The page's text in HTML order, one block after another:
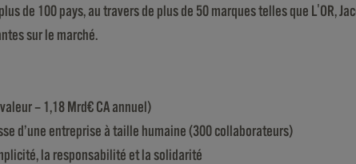
de 100 pays, au travers de plus de 50 marques telles que L'OR,
sur le marché.
– 1,18 Mrd€ CA annuel)
d’une entreprise à taille humaine (300 collaborateurs)
la responsabilité et la solidarité